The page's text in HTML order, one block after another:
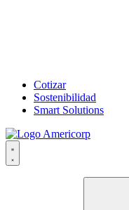
Cotizar
Sostenibilidad
Smart Solutions